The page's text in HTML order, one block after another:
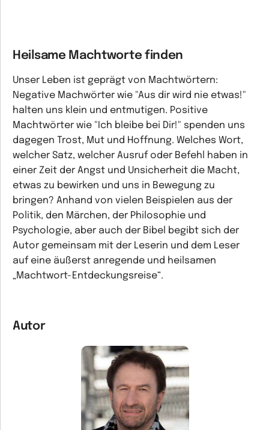
Heilsame Machtworte finden
Unser Leben ist geprägt von Machtwörtern:
Negative Machwörter wie "Aus dir wird nie etwas!"
halten uns klein und entmutigen. Positive
Machtwörter wie "Ich bleibe bei Dir!" spenden uns
dagegen Trost, Mut und Hoffnung. Welches Wort,
welcher Satz, welcher Ausruf oder Befehl haben in
einer Zeit der Angst und Unsicherheit die Macht,
etwas zu bewirken und uns in Bewegung zu
bringen? Anhand von vielen Beispielen aus der
Politik, den Märchen, der Philosophie und
Psychologie, aber auch der Bibel begibt sich der
Autor gemeinsam mit der Leserin und dem Leser
auf eine äußerst anregende und heilsamen
„Machtwort-Entdeckungsreise“.
Autor